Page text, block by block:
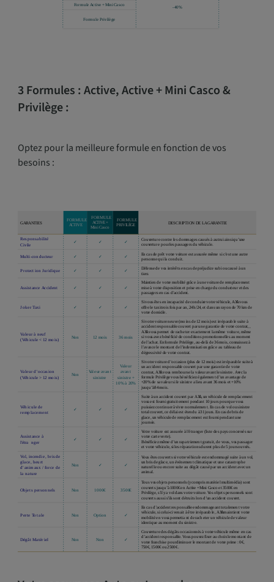
3 Formules : Active, Active + Mini Casco &
Privilège :
Optez pour la meilleure formule en fonction de vos
besoins :